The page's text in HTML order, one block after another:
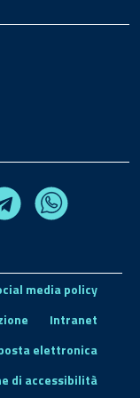
TelegramWhatsapp
media policy
Intranet
elettronica
di accessibilità